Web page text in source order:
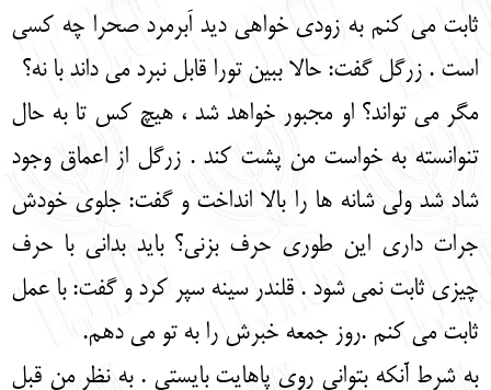
ثابت می کنم به زودی خواهی دید اَبرمرد صحرا چه کسی
است . زرگل گفت: حالا ببین تورا قابل نبرد می داند با نه؟
مگر می تواند؟ او مجبور خواهد شد ، هیچ کس تا به حال
تنوانسته به خواست من پشت کند . زرگل از اعماق وجود
شاد شد ولی شانه ها را بالا انداخت و گفت: جلوی خودش
جرات داری این طوری حرف بزنی؟ باید بدانی با حرف
چیزی ثابت نمی شود . قلندر سینه سپر کرد و گفت: با عمل
ثابت می کنم .روز جمعه خبرش را به تو می دهم.
به شرط آنکه بتوانی روی پاهایت بایستی . به نظر من قبل